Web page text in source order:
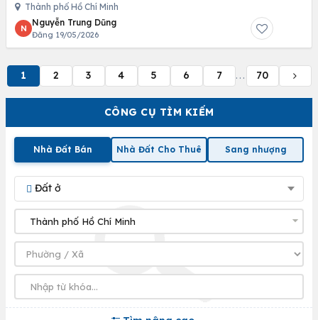
CÔNG CỤ TÌM KIẾM
Nhà Đất Bán Nhà Đất Cho Thuê Sang nhượng
Đất ở
Thành phố Hồ Chí Minh
N
Nguyễn Trung Dũng
Đăng 19/05/2026
1 2 3 4 5 6 7 ... 70